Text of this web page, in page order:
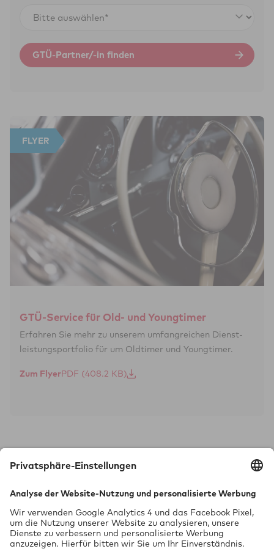
GTÜ-Partner/-in finden
FLYER
GTÜ-Service für Old- und Youngtimer
Erfahren Sie mehr zu unserem umfangreichen Dienst­
leistungs­port­folio für um Oldtimer und Youngtimer.
Zum Flyer
Technik braucht Sicher­heit.
GTÜ Gesell­schaft für Tech­ni­sche Über­wa­chung mbH
Vor dem Lauch 25